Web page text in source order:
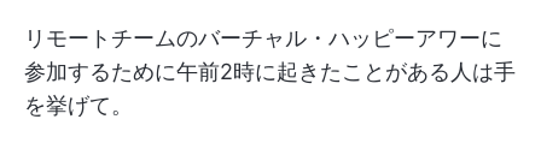
リモートチームのバーチャル・ハッピーアワーに
参加するために午前2時に起きたことがある人は手
を挙げて。